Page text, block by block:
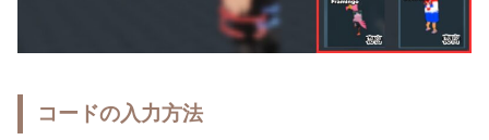
コードの入力方法